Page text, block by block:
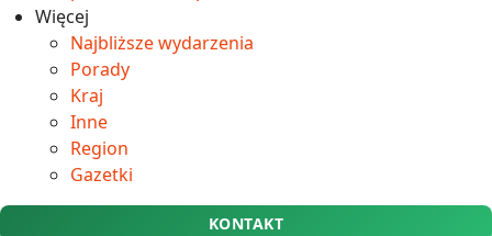
Więcej
Najbliższe wydarzenia
Porady
Kraj
Inne
Region
Gazetki
KONTAKT